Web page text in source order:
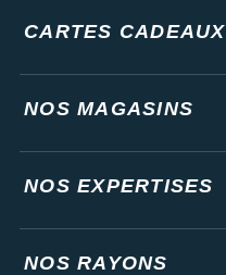
CARTES CADEAUX
NOS MAGASINS
NOS EXPERTISES
NOS RAYONS